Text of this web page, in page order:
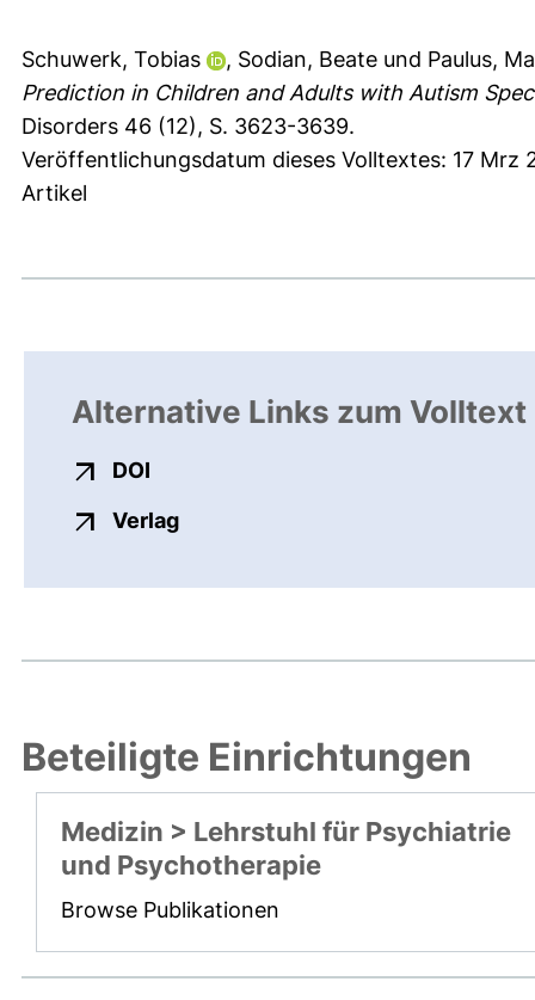
Schuwerk, Tobias , Sodian, Beate und Paulus,
Prediction in Children and Adults with Autism
Disorders 46 (12), S. 3623-3639.
Veröffentlichungsdatum dieses Volltextes: 17 Mrz
Artikel
Alternative Links zum Volltext
DOI
Verlagexterner Link, öffnet neues
Beteiligte Einrichtungen
Medizin > Lehrstuhl für Psychiatrie
und Psychotherapie
Browse Publikationen